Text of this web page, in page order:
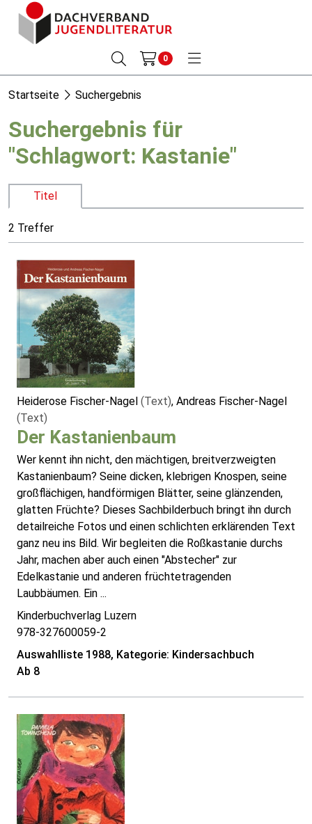
0
Startseite Suchergebnis
Suchergebnis für
"Schlagwort: Kastanie"
Titel
2 Treffer
Heiderose Fischer-Nagel (Text), Andreas Fischer-Nagel
(Text)
Der Kastanienbaum
Wer kennt ihn nicht, den mächtigen, breitverzweigten
Kastanienbaum? Seine dicken, klebrigen Knospen, seine
großflächigen, handförmigen Blätter, seine glänzenden,
glatten Früchte? Dieses Sachbilderbuch bringt ihn durch
detailreiche Fotos und einen schlichten erklärenden Text
ganz neu ins Bild. Wir begleiten die Roßkastanie durchs
Jahr, machen aber auch einen "Abstecher" zur
Edelkastanie und anderen früchtetragenden
Laubbäumen. Ein ...
Kinderbuchverlag Luzern
978-327600059-2
Auswahlliste 1988, Kategorie: Kindersachbuch
Ab 8